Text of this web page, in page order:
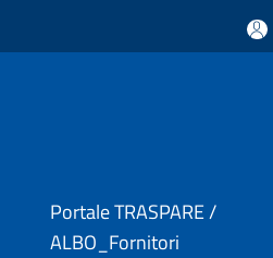
Portale TRASPARE /
ALBO_Fornitori